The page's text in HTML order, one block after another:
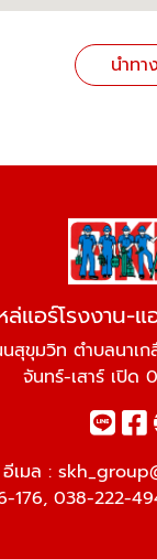
นำทา
ล่แอร์โรงงาน-
ขุมวิท ตำบลนาเก
จันทร์-เสาร์ เปิด
อีเมล :
176, 038-222-